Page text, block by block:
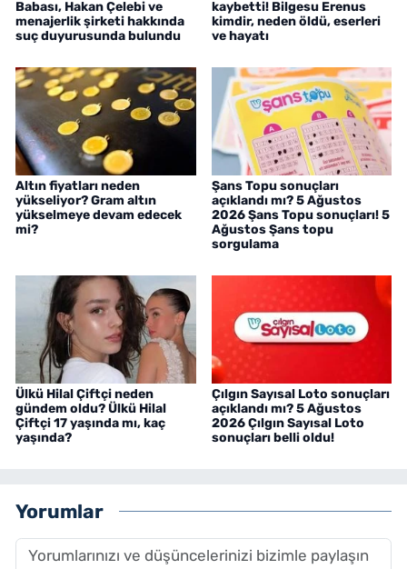
Babası, Hakan Çelebi ve
menajerlik şirketi hakkında
suç duyurusunda bulundu
kaybetti! Bilgesu Erenus
kimdir, neden öldü, eserleri
ve hayatı
Altın fiyatları neden
yükseliyor? Gram altın
yükselmeye devam edecek
mi?
Şans Topu sonuçları
açıklandı mı? 5 Ağustos
2026 Şans Topu sonuçları! 5
Ağustos Şans topu
sorgulama
Ülkü Hilal Çiftçi neden
gündem oldu? Ülkü Hilal
Çiftçi 17 yaşında mı, kaç
yaşında?
Çılgın Sayısal Loto sonuçları
açıklandı mı? 5 Ağustos
2026 Çılgın Sayısal Loto
sonuçları belli oldu!
Yorumlar